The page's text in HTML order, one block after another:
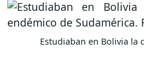
Estudiaban en Bolivia la